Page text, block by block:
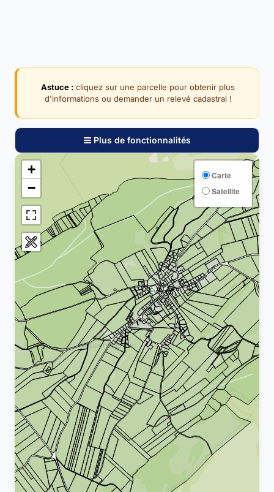
Astuce : cliquez sur une parcelle pour obtenir plus
d'informations ou demander un relevé cadastral !
Plus de fonctionnalités
+
−
Carte
Satellite